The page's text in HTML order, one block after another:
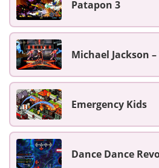
Patapon 3
Michael Jackson
Emergency Kids
Dance Dance